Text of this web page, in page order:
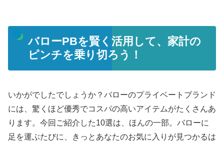
バローPBを賢く活用して、家計の
ピンチを乗り切ろう！
いかがでしたでしょうか？バローのプライベートブランド
には、驚くほど優秀でコスパの高いアイテムがたくさんあ
ります。今回ご紹介した10選は、ほんの一部。バローに
足を運ぶたびに、きっとあなたのお気に入りが見つかるは